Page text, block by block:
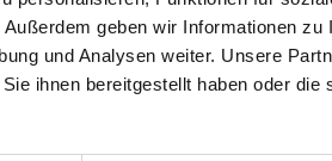
geben wir Informationen zu
und Analysen weiter. Unsere
ihnen bereitgestellt haben oder die